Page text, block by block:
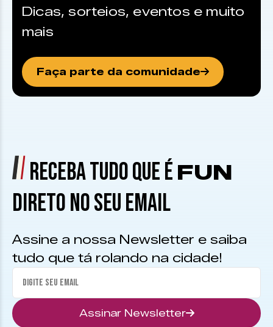
Dicas, sorteios, eventos e muito
mais
Faça parte da comunidade
RECEBA TUDO QUE É FUN
DIRETO NO SEU EMAIL
Assine a nossa Newsletter e saiba
tudo que tá rolando na cidade!
Assinar Newsletter